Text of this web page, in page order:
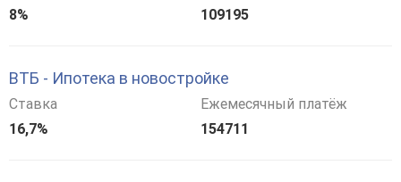
8%
109195
ВТБ - Ипотека в новостройке
Ставка
16,7%
Ежемесячный платёж
154711